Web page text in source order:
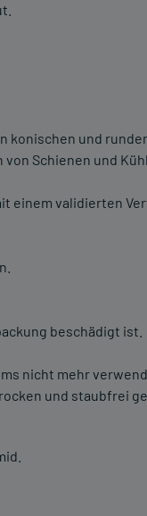
konischen und
Schienen und
einem validierten
beschädigt ist.
nicht mehr
und staubfrei